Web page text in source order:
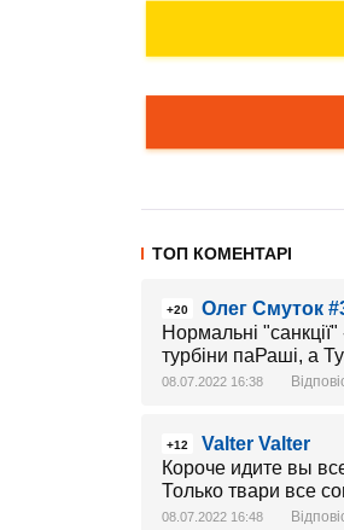
ТОП КОМЕНТАРІ
+20
Олег Смуток
Нормальні
турбіни паРаші, а
08.07.2022 16:38
+12
Valter Valter
Короче идите вы
Только твари все
08.07.2022 16:48